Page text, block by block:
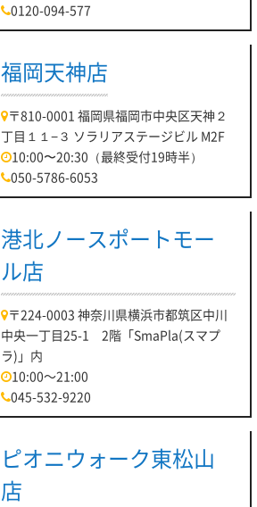
0120-094-577
福岡天神店
〒810-0001 福岡県福岡市中央区天神２
丁目１１−３ ソラリアステージビル M2F
10:00〜20:30（最終受付19時半）
050-5786-6053
港北ノースポートモー
ル店
〒224-0003 神奈川県横浜市都筑区中川
中央一丁目25-1 2階「SmaPla(スマプ
ラ)」内
10:00～21:00
045-532-9220
ピオニウォーク東松山
店